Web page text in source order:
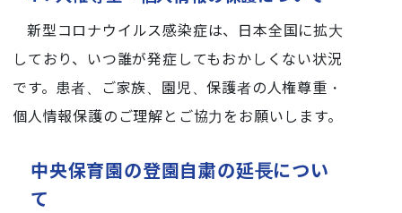
新型コロナウイルス感染症は、日本全国に拡大
しており、いつ誰が発症してもおかしくない状況
です。患者、ご家族、園児、保護者の人権尊重・
個人情報保護のご理解とご協力をお願いします。
中央保育園の登園自粛の延長につい
て